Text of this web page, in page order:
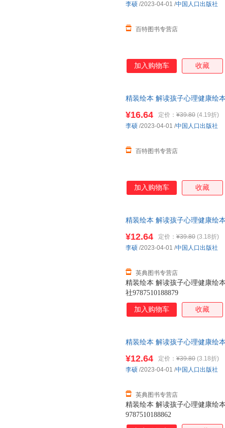
百特图书专营店
李硕 /2023-04-01 /中国人口出版社
加入购物车 收藏
精装绘本 解读孩子心理健康绘
¥16.64 定价： ¥39.80 (4.19折)
百特图书专营店
李硕 /2023-04-01 /中国人口出版社
加入购物车 收藏
精装绘本 解读孩子心理健康绘
精装绘本 解读孩子心理健康绘
社9787510188879
¥12.64 定价： ¥39.80 (3.18折)
英典图书专营店
李硕 /2023-04-01 /中国人口出版社
加入购物车 收藏
精装绘本 解读孩子心理健康绘
精装绘本 解读孩子心理健康绘
9787510188862
¥12.64 定价： ¥39.80 (3.18折)
英典图书专营店
李硕 /2023-04-01 /中国人口出版社